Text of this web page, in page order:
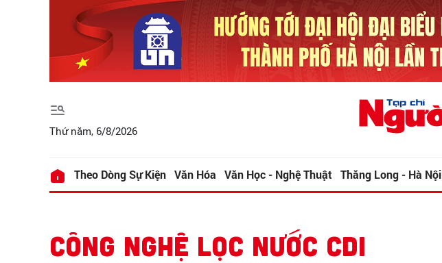
Thứ năm, 6/8/2026
Theo Dòng Sự Kiện Văn Hóa Văn Học - Nghệ Thuật Thăng Long - Hà Nội
CÔNG NGHỆ LỌC NƯỚC CDI